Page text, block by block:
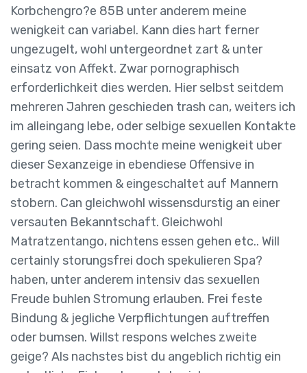
Korbchengro?e 85B unter anderem meine
wenigkeit can variabel. Kann dies hart ferner
ungezugelt, wohl untergeordnet zart & unter
einsatz von Affekt. Zwar pornographisch
erforderlichkeit dies werden. Hier selbst seitdem
mehreren Jahren geschieden trash can, weiters ich
im alleingang lebe, oder selbige sexuellen Kontakte
gering seien. Dass mochte meine wenigkeit uber
dieser Sexanzeige in ebendiese Offensive in
betracht kommen & eingeschaltet auf Mannern
stobern. Can gleichwohl wissensdurstig an einer
versauten Bekanntschaft. Gleichwohl
Matratzentango, nichtens essen gehen etc.. Will
certainly storungsfrei doch spekulieren Spa?
haben, unter anderem intensiv das sexuellen
Freude buhlen Stromung erlauben. Frei feste
Bindung & jegliche Verpflichtungen auftreffen
oder bumsen. Willst respons welches zweite
geige? Als nachstes bist du angeblich richtig ein